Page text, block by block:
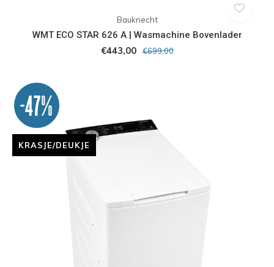
Bauknecht
WMT ECO STAR 626 A | Wasmachine Bovenlader
€443,00 €699,00
-47%
KRASJE/DEUKJE